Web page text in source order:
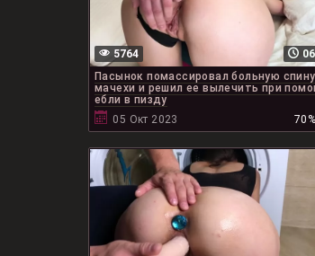
5764
Пасынок помассировал больную спину
мачехи и решил ее вылечить при
ебли в пизду
05 Окт 2023
70%